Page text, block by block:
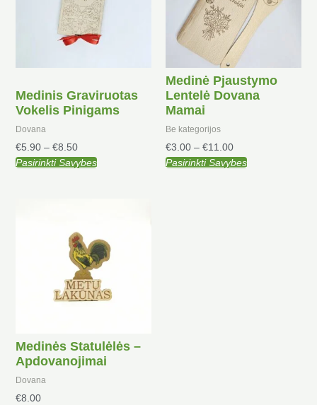
Medinis Graviruotas
Vokelis Pinigams
Dovana
€5.90 – €8.50
Pasirinkti Savybes
on
the
product
page
Medinė Pjaustymo
Lentelė Dovana
Mamai
Be kategorijos
€3.00 – €11.00
Pasirinkti Savybes
options
may
chosen
on
the
product
page
Medinės Statulėlės –
Apdovanojimai
Dovana
€8.00